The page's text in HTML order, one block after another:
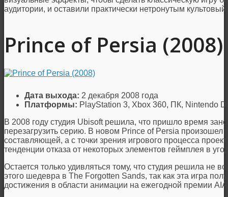
аудитории, и оставили практически нетронутым
Prince of Persia (2008)
Дата выхода: 2 декабря 2008 года
Платформы: PlayStation 3, Xbox 360, ПК, Nintendo
В 2008 году студия Ubisoft решила, что пришло время
перезагрузить серию. В новом Prince of Persia произошел
составляющей, а с точки зрения игрового процесса
тенденции отказа от некоторых элементов геймплея в
Остается только удивляться тому, что студия решила не
этого шедевра в The Forgotten Sands, так как эта игра
достижения в области анимации на ежегодной премии